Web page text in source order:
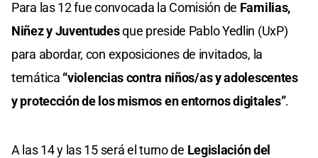
Para las 12 fue convocada la Comisión de Familias,
Niñez y Juventudesque preside Pablo Yedlin (UxP)
para abordar, con exposiciones de invitados, la
temática “violencias contra niños/as y adolescentes
y protección de los mismos en entornos digitales”.
A las 14 y las 15 será el turno de Legislación del